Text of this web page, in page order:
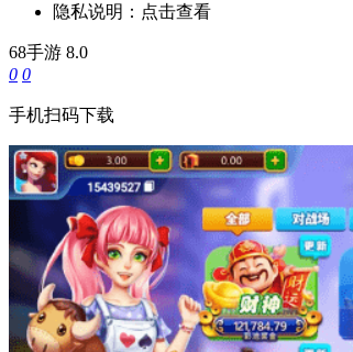
隐私说明： 点击查看
68手游 8.0
0 0
手机扫码下载